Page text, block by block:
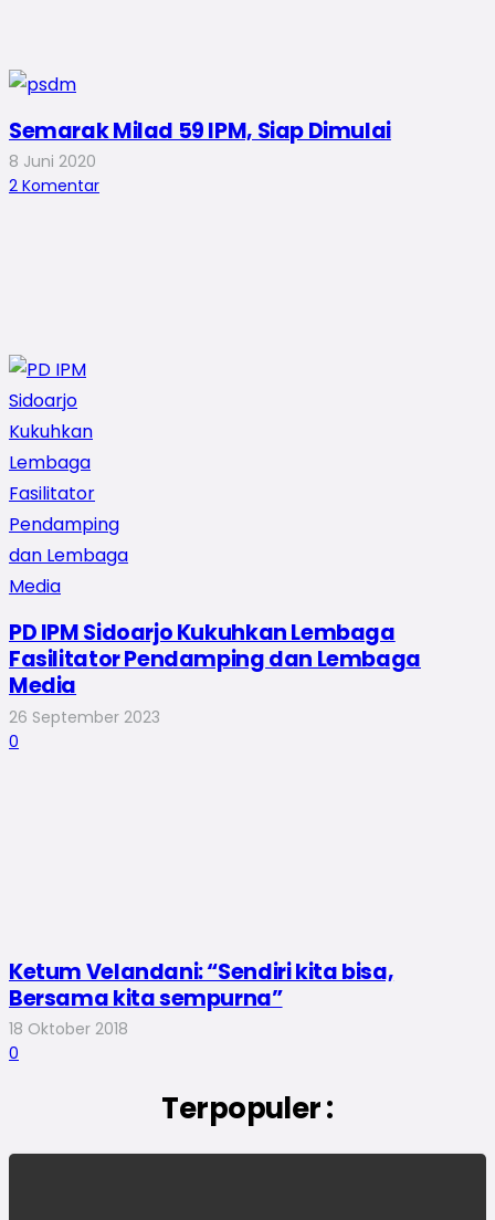
Semarak Milad 59 IPM, Siap Dimulai
8 Juni 2020
2 Komentar
PD IPM Sidoarjo Kukuhkan Lembaga
Fasilitator Pendamping dan Lembaga
Media
26 September 2023
0
Ketum Velandani: “Sendiri kita bisa,
Bersama kita sempurna”
18 Oktober 2018
0
Terpopuler :